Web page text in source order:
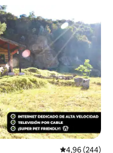
Évaluation
4,96 (244)